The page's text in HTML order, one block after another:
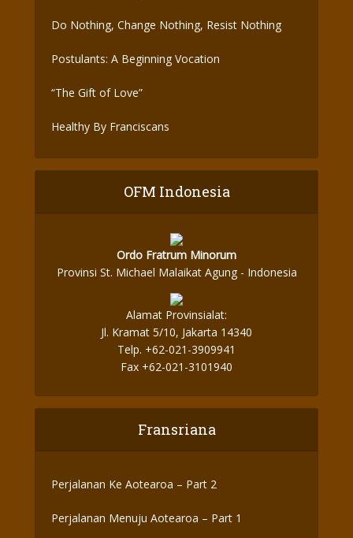
Do Nothing, Change Nothing, Resist Nothing
Postulants: A Beginning Vocation
“The Gift of Love”
Healthy By Franciscans
OFM Indonesia
Ordo Fratrum Minorum
Provinsi St. Michael Malaikat Agung - Indonesia
Alamat Provinsialat:
Jl. Kramat 5/10, Jakarta 14340
Telp. +62-021-3909941
Fax +62-021-3101940
Fransriana
Perjalanan Ke Aotearoa – Part 2
Perjalanan Menuju Aotearoa – Part 1